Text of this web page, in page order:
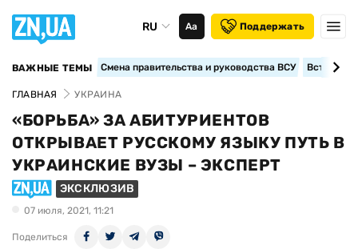
RU Аа Поддержать
ВАЖНЫЕ ТЕМЫ Смена правительства и руководства ВСУ
ГЛАВНАЯ УКРАИНА
«БОРЬБА» ЗА АБИТУРИЕНТОВ
ОТКРЫВАЕТ РУССКОМУ ЯЗЫКУ ПУТЬ В
УКРАИНСКИЕ ВУЗЫ – ЭКСПЕРТ
ЭКСКЛЮЗИВ
07 июля, 2021, 11:21
Поделиться